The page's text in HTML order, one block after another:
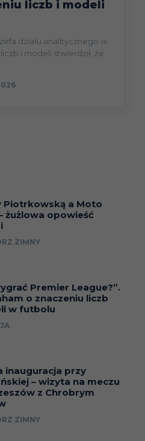
liczb i modeli
działu analitycznego w
i modeli stwierdził, że
Piotrkowską a Moto
żużlowa opowieść
ZIMNY
Premier League?”.
o znaczeniu liczb
w futbolu
inauguracja przy
– wizyta na meczu
z Chrobrym
ZIMNY